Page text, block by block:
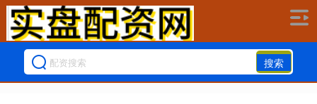
搜索